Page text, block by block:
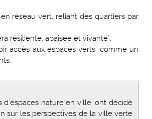
réseau vert, reliant des quartiers par
résiliente, apaisée et vivante".
accès aux espaces verts, comme un
nature en ville, ont décidé
sur les perspectives de la ville verte